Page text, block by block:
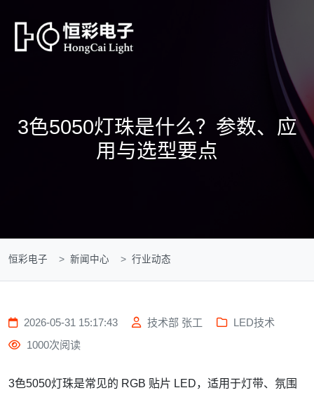
3色5050灯珠是什么？参数、应
用与选型要点
恒彩电子 新闻中心 行业动态
2026-05-31 15:17:43 技术部 张工
LED技术
1000次阅读
3色5050灯珠是常见的 RGB 贴片 LED，适用于灯带、氛围